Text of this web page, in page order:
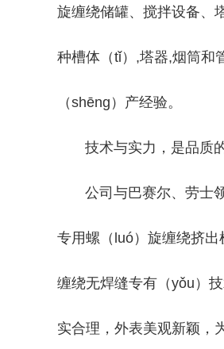
旋缠绕储罐、搅拌设备、
种槽体（tǐ）,塔器,烟筒和
（shēng）产经验。
技术与实力，是品质的
公司与巴赛尔、劳士领
专用螺（luó）旋缠绕挤
缠绕无焊缝专有（yǒu）
实合理，外表美观新颖，